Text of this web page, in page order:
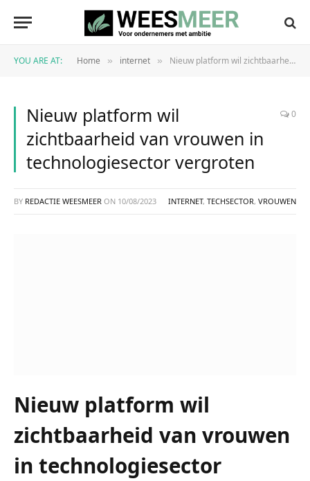
YOU ARE AT: Home » internet » Nieuw platform wil zichtbaarheid van vrouwen in technologiesector vergroten
Nieuw platform wil
zichtbaarheid van vrouwen in
technologiesector vergroten
0
BY REDACTIE WEESMEER ON 10/08/2023 INTERNET, TECHSECTOR, VROUWEN
Nieuw platform wil
zichtbaarheid van vrouwen
in technologiesector